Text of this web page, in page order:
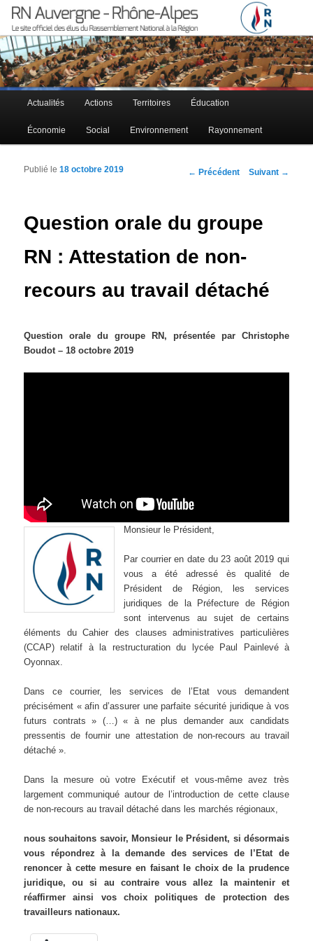
RN Auvergne – Rhône-Alpes
Le site officiel des élus RN à la région Auvergne – Rhône-Alpes
Menu principal
Aller au contenu principal
Aller au contenu secondaire
Actualités Actions Territoires Éducation
Économie Social Environnement Rayonnement
Navigation des articles
← Précédent Suivant →
Question orale du groupe
RN : Attestation de non-
recours au travail détaché
Publié le18 octobre 2019
Question orale du groupe RN, présentée par Christophe
Boudot – 18 octobre 2019
Monsieur le Président,
Par courrier en date du 23 août 2019 qui
vous a été adressé ès qualité de
Président de Région, les services
juridiques de la Préfecture de Région
sont intervenus au sujet de certains
éléments du Cahier des clauses administratives particulières
(CCAP) relatif à la restructuration du lycée Paul Painlevé à
Oyonnax.
Dans ce courrier, les services de l’Etat vous demandent
précisément « afin d’assurer une parfaite sécurité juridique à vos
futurs contrats » (…) « à ne plus demander aux candidats
pressentis de fournir une attestation de non-recours au travail
détaché ».
Dans la mesure où votre Exécutif et vous-même avez très
largement communiqué autour de l’introduction de cette clause
de non-recours au travail détaché dans les marchés régionaux,
nous souhaitons savoir, Monsieur le Président, si désormais
vous répondrez à la demande des services de l’Etat de
renoncer à cette mesure en faisant le choix de la prudence
juridique, ou si au contraire vous allez la maintenir et
réaffirmer ainsi vos choix politiques de protection des
travailleurs nationaux.